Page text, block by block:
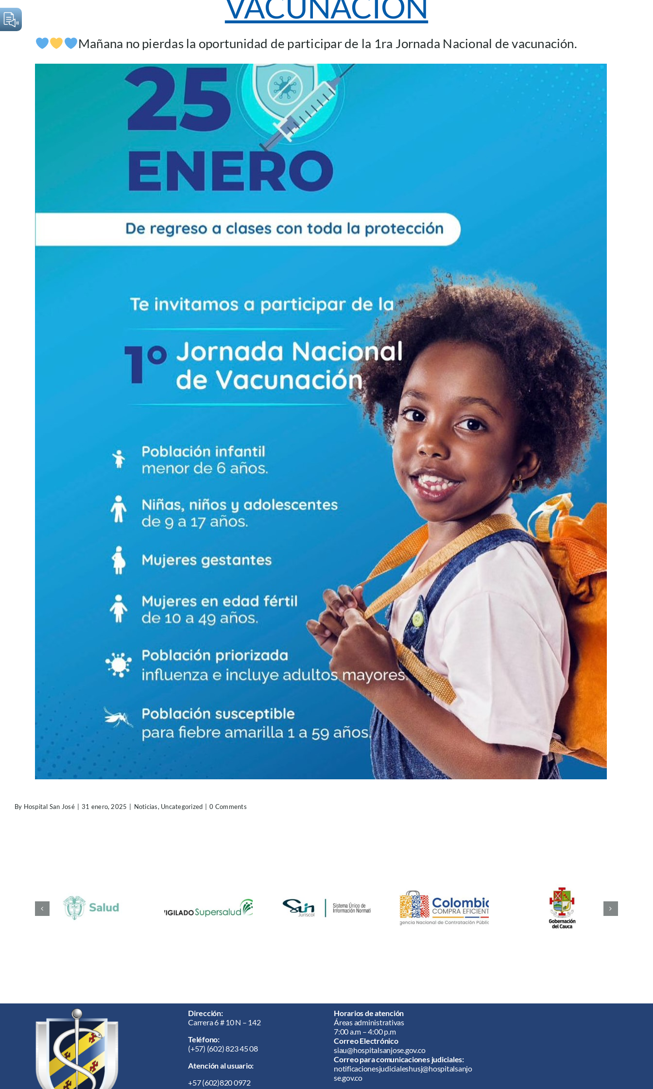
Mañana no pierdas la oportunidad de participar de la 1ra Jornada Nacional de vacunación.
By Hospital San José 31 enero, 2025 Noticias, Uncategorized 0 Comments
Dirección:
Carrera 6 # 10 N – 142
Teléfono:
(+57) (602) 823 45 08
Atención al usuario:
+57(602)820 0972
Horarios de atención
Áreas administrativas
7:00 a.m – 4:00 p.m
Correo Electrónico
siau@hospitalsanjose.gov.co
Correo para comunicaciones judiciales:
notificacionesjudicialeshusj@hospitalsanjo
se.gov.co